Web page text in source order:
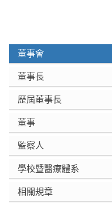
董事會
董事長
歷屆董事長
董事
監察人
學校暨醫療體系
相關規章